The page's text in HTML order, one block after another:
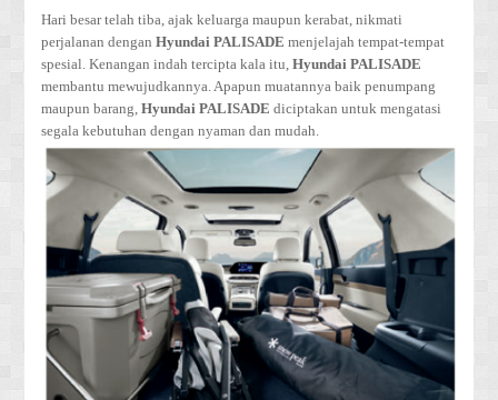
Hari besar telah tiba, ajak keluarga maupun kerabat, nikmati
perjalanan denganHyundai PALISADE menjelajah tempat-tempat
spesial. Kenangan indah tercipta kala itu,Hyundai PALISADE
membantu mewujudkannya. Apapun muatannya baik penumpang
maupun barang,Hyundai PALISADE diciptakan untuk mengatasi
segala kebutuhan dengan nyaman dan mudah.